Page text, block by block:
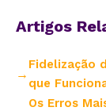
Artigos
Fidelização
que
Os Erros